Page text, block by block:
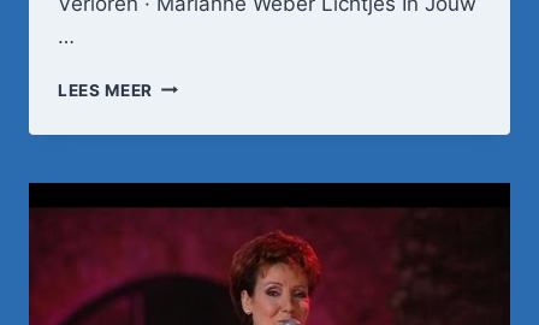
…
LEES MEER IK
M'N
VRIEND
VERLOREN